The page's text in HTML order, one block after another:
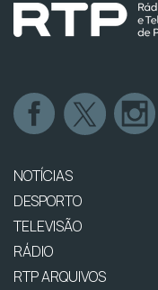
NOTÍCIAS
DESPORTO
TELEVISÃO
RÁDIO
RTP ARQUIVOS